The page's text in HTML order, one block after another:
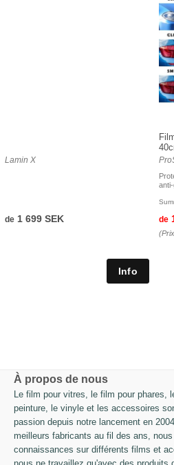
Lamin X
de 1 699 SEK de
À propos de nous
Le film pour vitres, le film pour phares,
peinture, le vinyle et les accessoires
passion depuis notre lancement en
meilleurs fabricants au fil des ans,
connaissances sur différents films et